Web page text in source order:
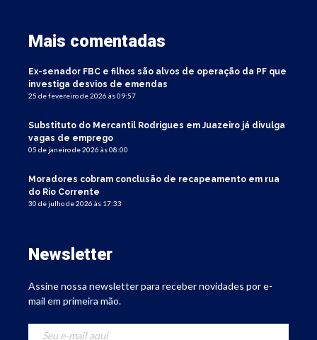
Mais comentadas
Ex-senador FBC e filhos são alvos de operação da PF que
investiga desvios de emendas
25 de fevereiro de 2026 às 09:57
Substituto do Mercantil Rodrigues em Juazeiro já divulga
vagas de emprego
05 de janeiro de 2026 às 08:00
Moradores cobram conclusão de recapeamento em rua
do Rio Corrente
30 de julho de 2026 às 17:33
Newsletter
Assine nossa newsletter para receber novidades por e-
mail em primeira mão.